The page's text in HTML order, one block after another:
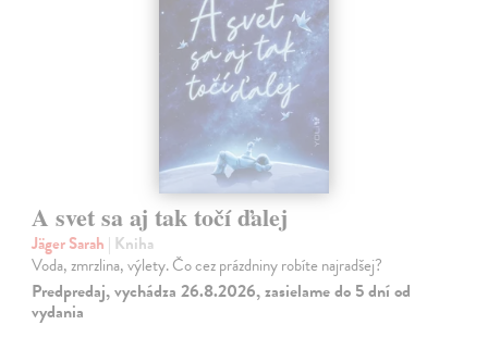
A svet sa aj tak točí ďalej
Jäger Sarah | Kniha
Voda, zmrzlina, výlety. Čo cez prázdniny robíte najradšej?
Predpredaj, vychádza 26.8.2026, zasielame do 5 dní od
vydania